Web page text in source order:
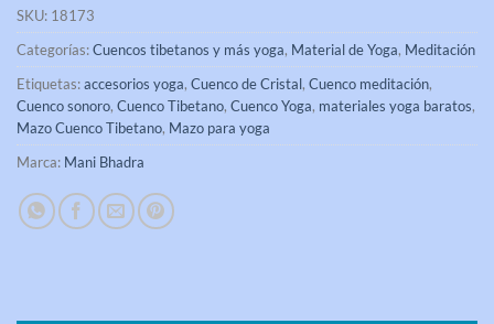
SKU: 18173
Categorías:Cuencos tibetanos y más yoga, Material de Yoga, Meditación
Etiquetas:accesorios yoga, Cuenco de Cristal, Cuenco meditación,
Cuenco sonoro, Cuenco Tibetano, Cuenco Yoga, materiales yoga baratos,
Mazo Cuenco Tibetano, Mazo para yoga
Marca: Mani Bhadra